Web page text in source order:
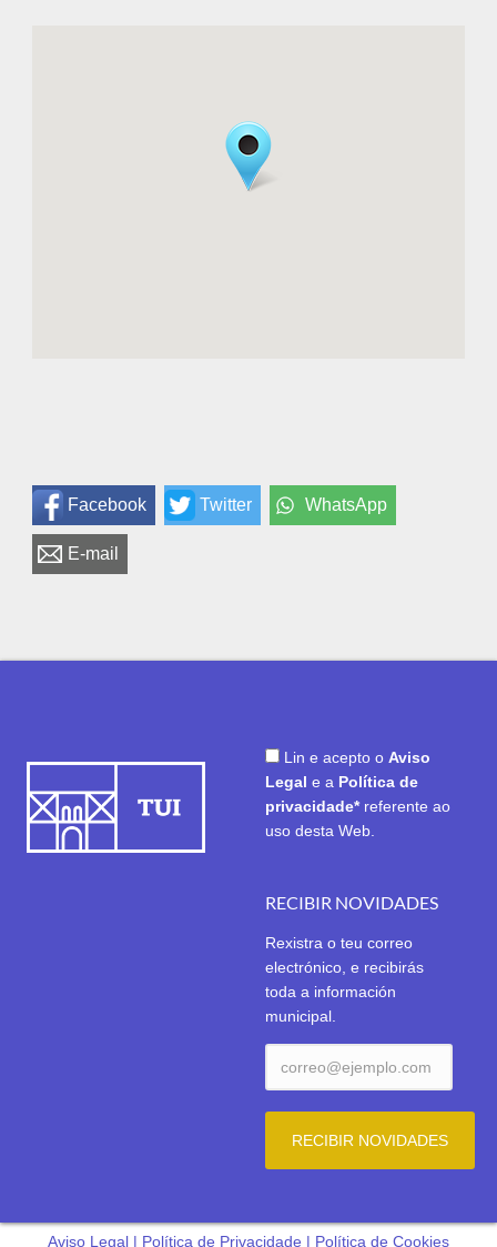
Facebook Twitter WhatsApp
E-mail
Lin e acepto o Aviso
Legal e a Política de
privacidade* referente ao
uso desta Web.
RECIBIR NOVIDADES
Rexistra o teu correo
electrónico, e recibirás
toda a información
municipal.
Aviso Legal | Política de Privacidade | Política de Cookies